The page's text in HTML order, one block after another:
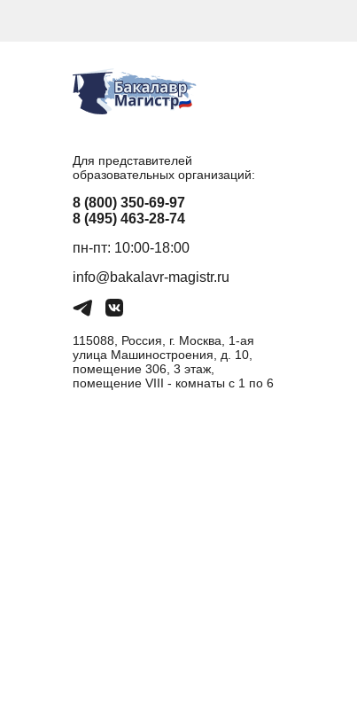
Для представителей
образовательных организаций:
8 (800) 350-69-97
8 (495) 463-28-74
пн-пт: 10:00-18:00
info@bakalavr-magistr.ru
115088, Россия, г. Москва, 1-ая
улица Машиностроения, д. 10,
помещение 306, 3 этаж,
помещение VIII - комнаты с 1 по 6